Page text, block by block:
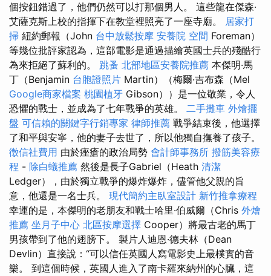
個按鈕錯過了，他們仍然可以打那個男人。 這些龍在傑森·
艾薩克斯上校的指揮下在教堂裡照亮了一座寺廟。 居家打
掃 紐約郵報（John 台中放鬆按摩 安養院 空間 Foreman）
等幾位批評家認為，這部電影是通過描繪英國士兵的殘酷行
為來拒絕了蘇利的。 跳蚤 北部地區安養院推薦 本傑明·馬
丁（Benjamin 台胞證照片 Martin）（梅爾·吉布森（Mel
Google商家檔案 桃園植牙 Gibson））是一位敬業，令人
恐懼的戰士，並成為了七年戰爭的英雄。 二手攤車 外燴擺
盤 可信賴的關鍵字行銷專家 律師推薦 戰爭結束後，他選擇
了和平與安寧，他的妻子去世了，所以他獨自撫養了孩子。
徵信社費用 由於痤瘡的政治局勢 會計師事務所 撥筋美容療
程 - 除白蟻推薦 然後是長子Gabriel（Heath 清潔
Ledger），由於獨立戰爭的爆炸爆炸，儘管他父親的旨
意，他還是一名士兵。 現代簡約主臥室設計 新竹推拿療程
幸運的是，本傑明的老朋友和戰士哈里·伯威爾（Chris 外燴
推薦 坐月子中心 北區按摩選擇 Cooper）將最古老的馬丁
男孩帶到了他的翅膀下。 製片人迪恩·德夫林（Dean
Devlin）直接說：“可以信任英國人寫電影史上最樸實的音
樂。 到這個時候，英國人進入了南卡羅來納州的心臟，這